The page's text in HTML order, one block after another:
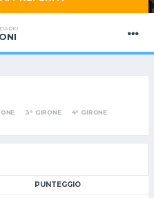
3° GIRONE 4° GIRONE
PUNTEGGIO